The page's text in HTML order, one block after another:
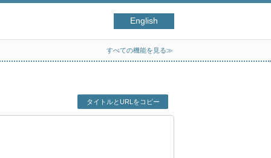
English
すべての機能を見る≫
タイトルとURLをコピー